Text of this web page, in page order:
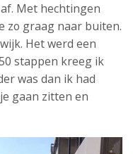
Met hechtingen
zo graag naar buiten.
Het werd een
stappen kreeg ik
was dan ik had
gaan zitten en